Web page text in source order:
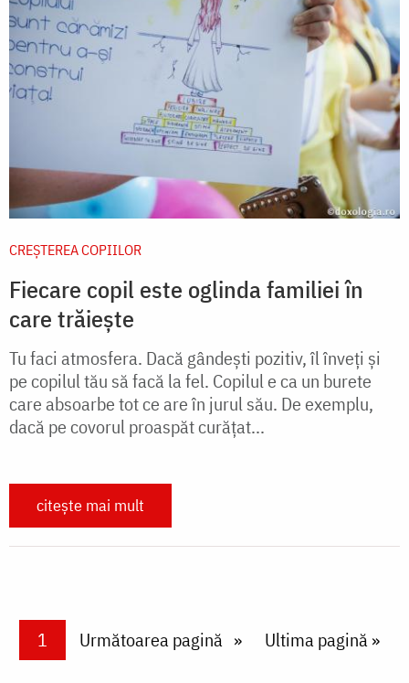
CREŞTEREA COPIILOR
Fiecare copil este oglinda familiei în
care trăiește
Tu faci atmosfera. Dacă gândeşti pozitiv, îl înveţi şi
pe copilul tău să facă la fel. Copilul e ca un burete
care absoarbe tot ce are în jurul său. De exemplu,
dacă pe covorul proaspăt curăţat...
citește mai mult
PaginareCurrent page
1 Next page
Următoarea pagină Last page
Ultima pagină »